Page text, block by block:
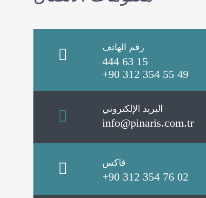
رقم الهاتف
444 63 15
+90 312 354 55 49
البريد الإلكتروني
info@pinaris.com.tr
فاكس
+90 312 354 76 02